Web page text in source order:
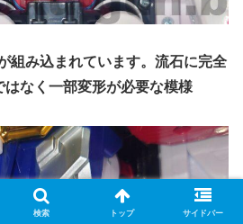
組み込まれています。流石に完全
はなく一部変形が必要な模様
検索 トップ サイドバー